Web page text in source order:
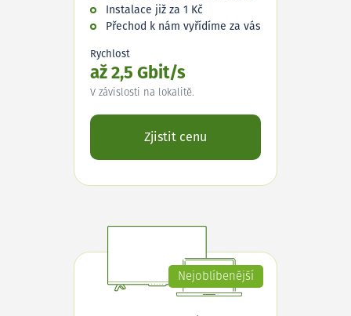
Instalace již za 1 Kč
Přechod k nám vyřídíme za vás
Rychlost
až 2,5 Gbit/s
V závislosti na lokalitě.
Zjistit cenu
Nejoblíbenější